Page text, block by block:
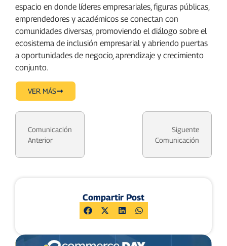
espacio en donde líderes empresariales, figuras públicas,
emprendedores y académicos se conectan con
comunidades diversas, promoviendo el diálogo sobre el
ecosistema de inclusión empresarial y abriendo puertas
a oportunidades de negocio, aprendizaje y crecimiento
conjunto.
VER MÁS
Comunicación
Anterior
Siguente
Comunicación
Compartir Post